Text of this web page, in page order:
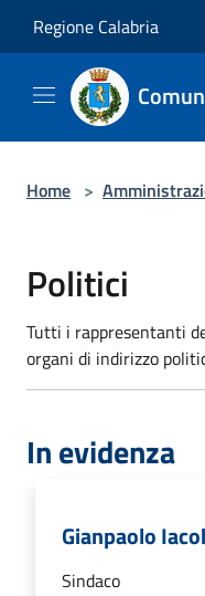
Regione Calabria
Home >
Politici
Tutti i rappresentanti
organi di indirizzo
In evidenza
Gianpaolo
Sindaco